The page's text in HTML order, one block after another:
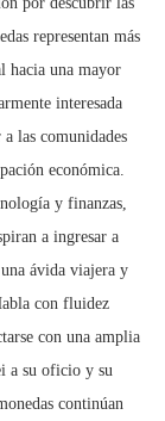
representan más
hacia una mayor
interesada
las comunidades
económica.
y finanzas,
a ingresar a
ávida viajera y
con fluidez
con una amplia
a su oficio y su
continúan